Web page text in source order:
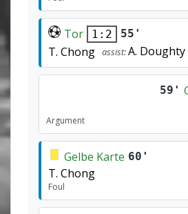
Tor 1:2 55'
T. Chong assist:A. Doughty
59'
Argument
Gelbe Karte 60'
T. Chong
Foul